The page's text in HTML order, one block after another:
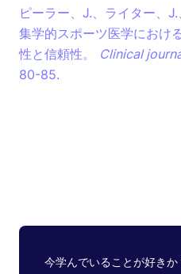
ピーラー、J.、ライター、
集学的スポーツ医学におけ
性と信頼性。 Clinical
80-85.
今学んでいることが好きか